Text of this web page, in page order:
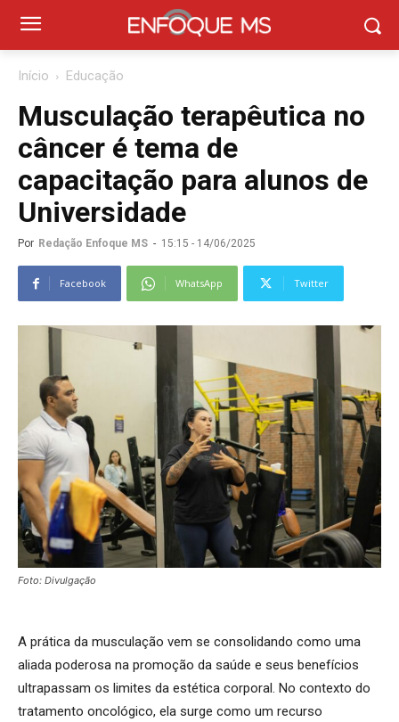
Início Educação
Musculação terapêutica no
câncer é tema de
capacitação para alunos de
Universidade
Por Redação Enfoque MS - 15:15 - 14/06/2025
Facebook WhatsApp Twitter
Foto: Divulgação
A prática da musculação vem se consolidando como uma
aliada poderosa na promoção da saúde e seus benefícios
ultrapassam os limites da estética corporal. No contexto do
tratamento oncológico, ela surge como um recurso